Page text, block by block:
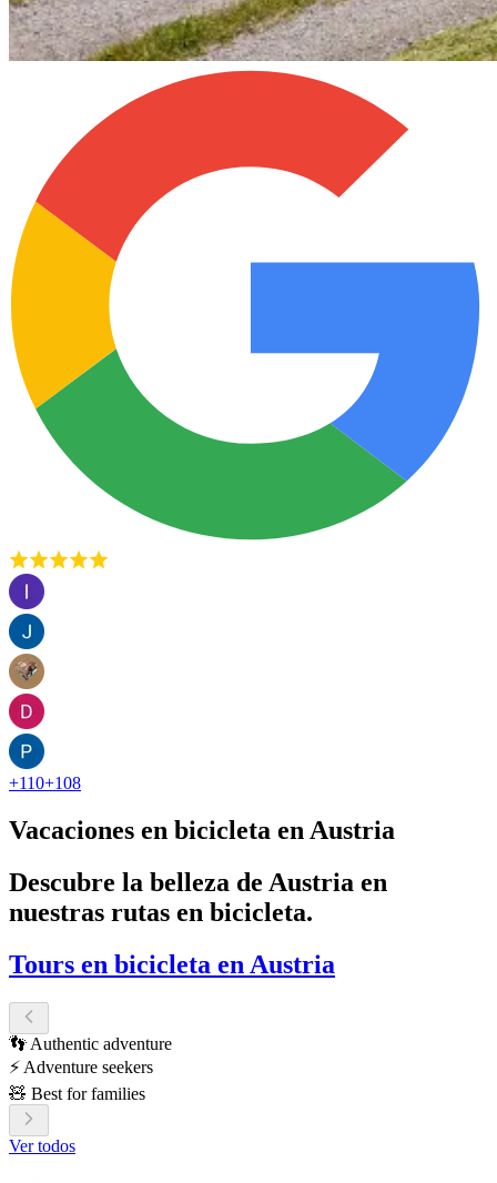
+110+108
Vacaciones en bicicleta en Austria
Descubre la belleza de Austria en
nuestras rutas en bicicleta.
Tours en bicicleta en Austria
👣 Authentic adventure
⚡ Adventure seekers
🧸 Best for families
Ver todos